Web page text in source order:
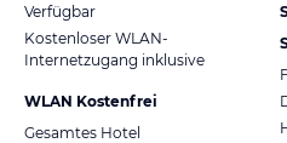
Verfügbar
Kostenloser WLAN-
Internetzugang inklusive
WLAN Kostenfrei
Gesamtes Hotel